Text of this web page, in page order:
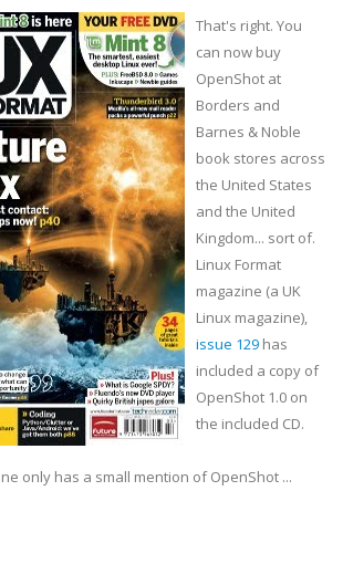
That's right. You
can now buy
OpenShot at
Borders and
Barnes & Noble
book stores across
the United States
and the United
Kingdom... sort of.
Linux Format
magazine (a UK
Linux magazine),
issue 129 has
included a copy of
OpenShot 1.0 on
the included CD.
only has a small mention ofOpenShot ...